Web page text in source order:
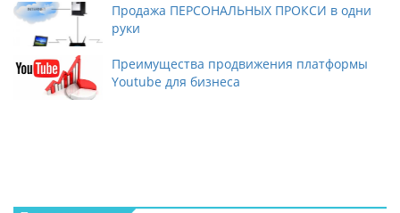
Продажа ПЕРСОНАЛЬНЫХ ПРОКСИ в одни
руки
Преимущества продвижения платформы
Youtube для бизнеса